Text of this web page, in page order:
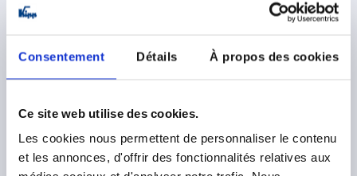
Consentement Détails À propos des cookies
Ce site web utilise des cookies.
Les cookies nous permettent de personnaliser le contenu
et les annonces, d'offrir des fonctionnalités relatives aux
PU=2
Order number:K0244.3
2,74 €
plus sales tax
plus shipping costs
DETAILS